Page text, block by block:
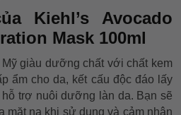
Kiehl’s Avocado
Mask 100ml
giàu dưỡng chất với chất kem
ẩm cho da, kết cấu độc đáo lấy
trợ nuôi dưỡng làn da. Bạn sẽ
mặt nạ khi sử dụng và cảm nhận